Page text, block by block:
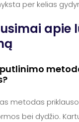
per kelias
apie
metodas
bei dydžio.